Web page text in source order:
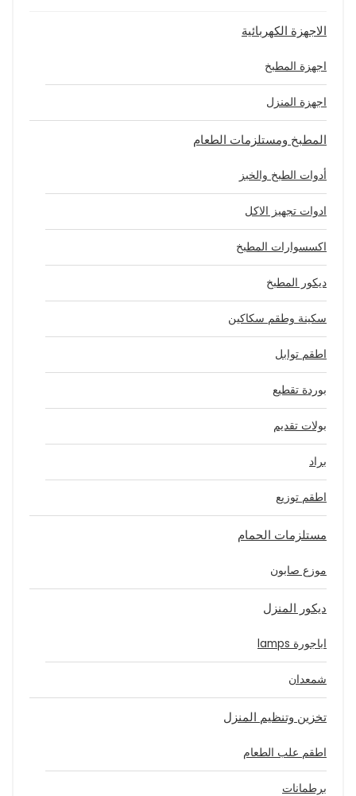
الاجهزة الكهربائية
اجهزة المطبخ
اجهزة المنزل
المطبخ ومستلزمات الطعام
أدوات الطبخ والخبز
ادوات تجهيز الاكل
اكسسوارات المطبخ
ديكور المطبخ
سكينة وطقم سكاكين
اطقم توابل
بوردة تقطيع
بولات تقديم
براد
اطقم توزيع
مستلزمات الحمام
موزع صابون
ديكور المنزل
اباجورة lamps
شمعدان
تخزين وتنظيم المنزل
اطقم علب الطعام
برطمانات